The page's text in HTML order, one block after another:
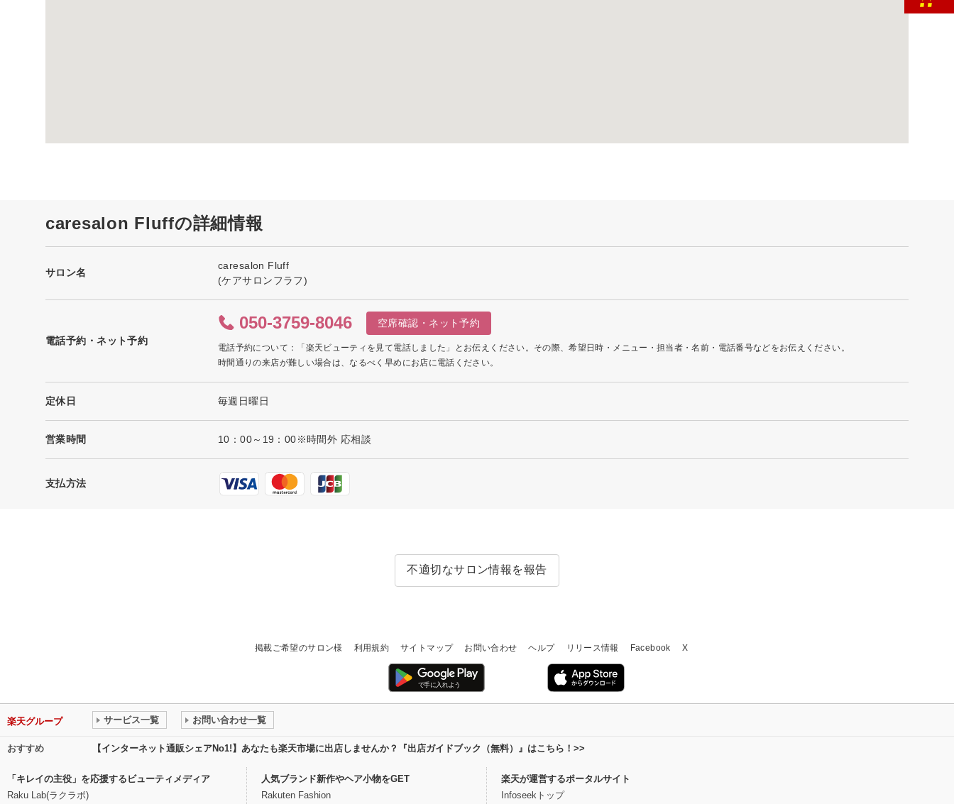
caresalon Fluffの詳細情報
サロン名
caresalon Fluff
(ケアサロンフラフ)
電話予約・ネット予約
050-3759-8046 空席確認・ネット予約
電話予約について：「楽天ビューティを見て電話しました」とお伝えください。その際、希望日時・メニュー・担当者・名前・電話番号などをお伝えください。
時間通りの来店が難しい場合は、なるべく早めにお店に電話ください。
定休日 毎週日曜日
営業時間 10：00～19：00※時間外 応相談
支払方法
不適切なサロン情報を報告
掲載ご希望のサロン様 利用規約 サイトマップ お問い合わせ ヘルプ リリース情報 Facebook X
楽天グループ サービス一覧 お問い合わせ一覧
おすすめ 【インターネット通販シェアNo1!】あなたも楽天市場に出店しませんか？『出店ガイドブック（無料）』はこちら！>>
「キレイの主役」を応援するビューティメディア
Raku Lab(ラクラボ)
人気ブランド新作やヘア小物をGET
Rakuten Fashion
楽天が運営するポータルサイト
Infoseekトップ